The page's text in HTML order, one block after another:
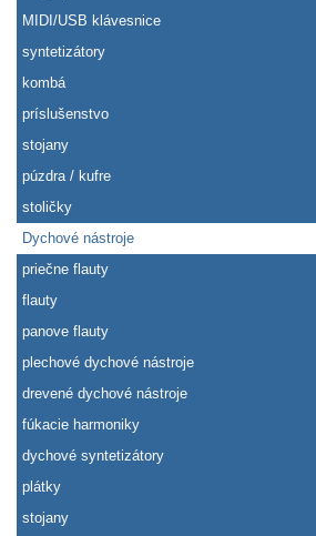
MIDI/USB klávesnice
syntetizátory
kombá
príslušenstvo
stojany
púzdra / kufre
stoličky
Dychové nástroje
priečne flauty
flauty
panove flauty
plechové dychové nástroje
drevené dychové nástroje
fúkacie harmoniky
dychové syntetizátory
plátky
stojany